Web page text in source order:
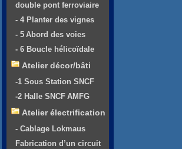
double pont ferroviaire
- 4 Planter des vignes
- 5 Abord des voies
- 6 Boucle hélicoïdale
Atelier décor/bâti
-1 Sous Station SNCF
-2 Halle SNCF AMFG
Atelier électrification
- Cablage Lokmaus
Fabrication d’un circuit